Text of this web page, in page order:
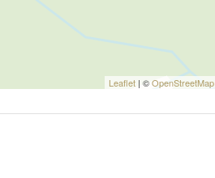
Leaflet | ©OpenStreetMap